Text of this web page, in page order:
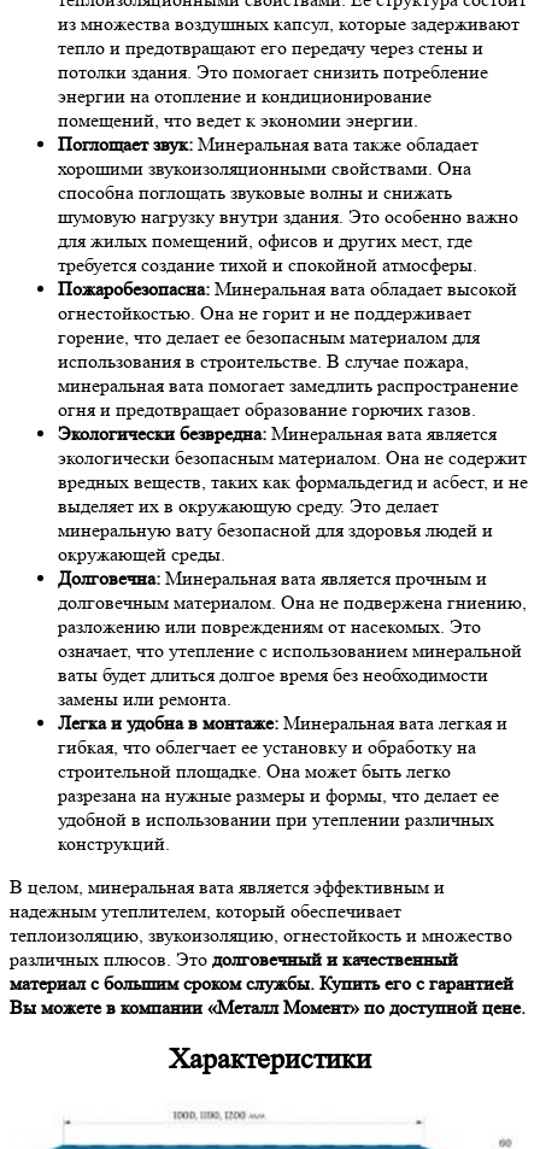
из множества воздушных капсул, которые задерживают
тепло и предотвращают его передачу через стены и
потолки здания. Это помогает снизить потребление
энергии на отопление и кондиционирование
помещений, что ведет к экономии энергии.
Поглощает звук: Минеральная вата также обладает
хорошими звукоизоляционными свойствами. Она
способна поглощать звуковые волны и снижать
шумовую нагрузку внутри здания. Это особенно важно
для жилых помещений, офисов и других мест, где
требуется создание тихой и спокойной атмосферы.
Пожаробезопасна: Минеральная вата обладает высокой
огнестойкостью. Она не горит и не поддерживает
горение, что делает ее безопасным материалом для
использования в строительстве. В случае пожара,
минеральная вата помогает замедлить распространение
огня и предотвращает образование горючих газов.
Экологически безвредна: Минеральная вата является
экологически безопасным материалом. Она не содержит
вредных веществ, таких как формальдегид и асбест, и не
выделяет их в окружающую среду. Это делает
минеральную вату безопасной для здоровья людей и
окружающей среды.
Долговечна: Минеральная вата является прочным и
долговечным материалом. Она не подвержена гниению,
разложению или повреждениям от насекомых. Это
означает, что утепление с использованием минеральной
ваты будет длиться долгое время без необходимости
замены или ремонта.
Легка и удобна в монтаже: Минеральная вата легкая и
гибкая, что облегчает ее установку и обработку на
строительной площадке. Она может быть легко
разрезана на нужные размеры и формы, что делает ее
удобной в использовании при утеплении различных
конструкций.
В целом, минеральная вата является эффективным и
надежным утеплителем, который обеспечивает
теплоизоляцию, звукоизоляцию, огнестойкость и множество
различных плюсов. Это долговечный и качественный
материал с большим сроком службы. Купить его с гарантией
Вы можете в компании «Металл Момент» по доступной цене.
Характеристики